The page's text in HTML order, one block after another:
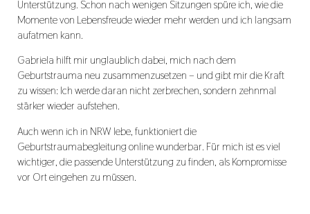
Unterstützung. Schon nach wenigen Sitzungen spüre ich, wie die
Momente von Lebensfreude wieder mehr werden und ich langsam
aufatmen kann.
Gabriela hilft mir unglaublich dabei, mich nach dem
Geburtstrauma neu zusammenzusetzen – und gibt mir die Kraft
zu wissen: Ich werde daran nicht zerbrechen, sondern zehnmal
stärker wieder aufstehen.
Auch wenn ich in NRW lebe, funktioniert die
Geburtstraumabegleitung online wunderbar. Für mich ist es viel
wichtiger, die passende Unterstützung zu finden, als Kompromisse
vor Ort eingehen zu müssen.